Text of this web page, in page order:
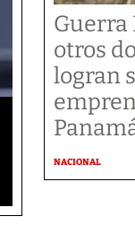
Guerra
otros
logran
NACIONAL